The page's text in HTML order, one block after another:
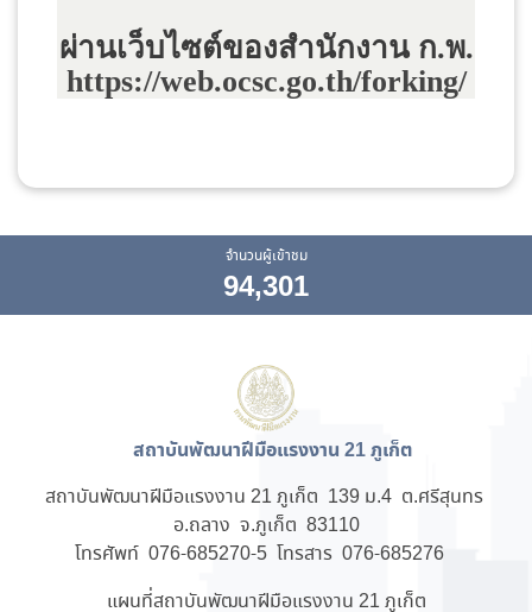
ผ่านเว็บไซต์ของสำนักงาน ก.พ.
https://web.ocsc.go.th/forking/
จำนวนผู้เข้าชม
94,301
สถาบันพัฒนาฝีมือแรงงาน 21 ภูเก็ต
สถาบันพัฒนาฝีมือแรงงาน 21 ภูเก็ต 139 ม.4 ต.ศรีสุนทร
อ.ถลาง จ.ภูเก็ต 83110
โทรศัพท์ 076-685270-5 โทรสาร 076-685276
แผนที่สถาบันพัฒนาฝีมือแรงงาน 21 ภูเก็ต